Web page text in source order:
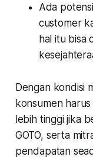
Ada
customer
hal itu bisa
Dengan kondisi
konsumen
lebih tinggi jika
GOTO, serta
pendapatan